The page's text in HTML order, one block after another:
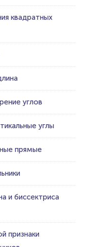
квадратных
углов
углы
прямые
и биссектриса
признаки